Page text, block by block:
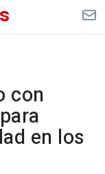
con
en los